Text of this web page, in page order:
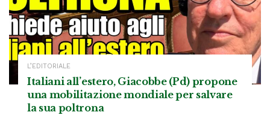
L’EDITORIALE
Italiani all’estero, Giacobbe (Pd) propone
una mobilitazione mondiale per salvare
la sua poltrona